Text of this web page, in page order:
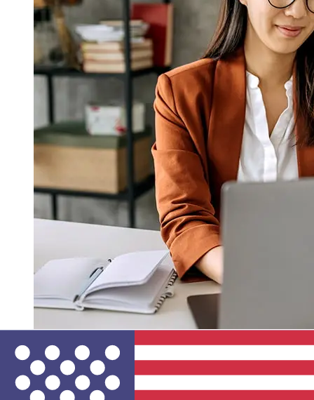
À quelle vitesse un transfert Addiko
Bank Slovenia EUR USD ?